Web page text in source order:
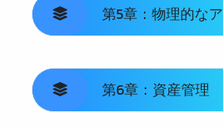
第5章：物理的な
第6章：資産管理